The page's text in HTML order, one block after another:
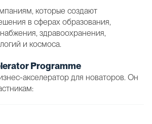
которые создают
в сферах образования,
здравоохранения,
и космоса.
Programme
акселератор для новаторов. Он